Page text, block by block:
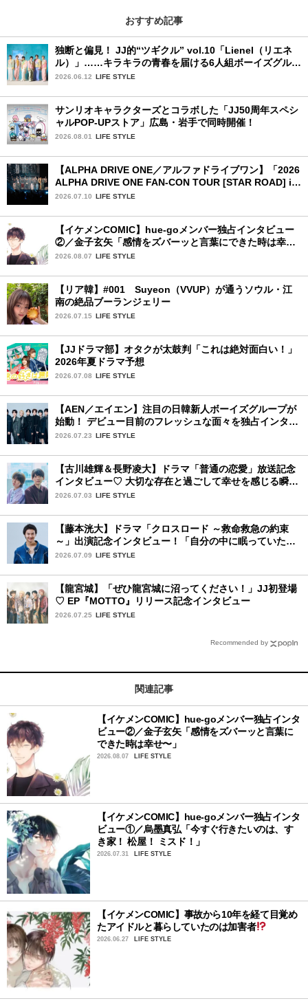
おすすめ記事
独断と偏見！ JJ的“ツギクル” vol.10「Lienel（リエネ
ル）」……キラキラの青春を届ける6人組ボーイズグルー
プ
2026.06.12 LIFE STYLE
サンリオキャラクターズとコラボした「JJ50周年スペシ
ャルPOP-UPストア」広島・岩手で同時開催！
2026.08.01 LIFE STYLE
【ALPHA DRIVE ONE／アルファドライブワン】「2026
ALPHA DRIVE ONE FAN-CON TOUR [STAR ROAD] in
YOKOHAMA」1日目詳細レポ【後編】
2026.07.10 LIFE STYLE
【イケメンCOMIC】hue-goメンバー独占インタビュー
②／金子玄矢「感情をズバーッと言葉にできた時は幸
せ〜」
2026.08.07 LIFE STYLE
【リア韓】#001 Suyeon（VVUP）が通うソウル・江
南の絶品ブーランジェリー
2026.07.15 LIFE STYLE
【JJドラマ部】オタクが太鼓判「これは絶対面白い！」
2026年夏ドラマ予想
2026.07.08 LIFE STYLE
【AEN／エイエン】注目の日韓新人ボーイズグループが
始動！ デビュー目前のフレッシュな面々を独占インタビ
ュー。7人の魅力に迫ります♪
2026.07.23 LIFE STYLE
【古川雄輝＆長野凌大】ドラマ「普通の恋愛」放送記念
インタビュー♡ 大切な存在と過ごして幸せを感じる瞬間
は？
2026.07.03 LIFE STYLE
【藤本洸大】ドラマ「クロスロード ～救命救急の約束
～」出演記念インタビュー！「自分の中に眠っていた熱
を思い出させてもらった作品です」
2026.07.09 LIFE STYLE
【龍宮城】「ぜひ龍宮城に沼ってください！」JJ初登場
♡ EP『MOTTO』リリース記念インタビュー
2026.07.25 LIFE STYLE
Recommended by
関連記事
【イケメンCOMIC】hue-goメンバー独占インタ
ビュー②／金子玄矢「感情をズバーッと言葉に
できた時は幸せ〜」
2026.08.07 LIFE STYLE
【イケメンCOMIC】hue-goメンバー独占インタ
ビュー①／烏墨真弘「今すぐ行きたいのは、す
き家！ 松屋！ ミスド！」
2026.07.31 LIFE STYLE
【イケメンCOMIC】事故から10年を経て目覚め
たアイドルと暮らしていたのは加害者
2026.06.27 LIFE STYLE